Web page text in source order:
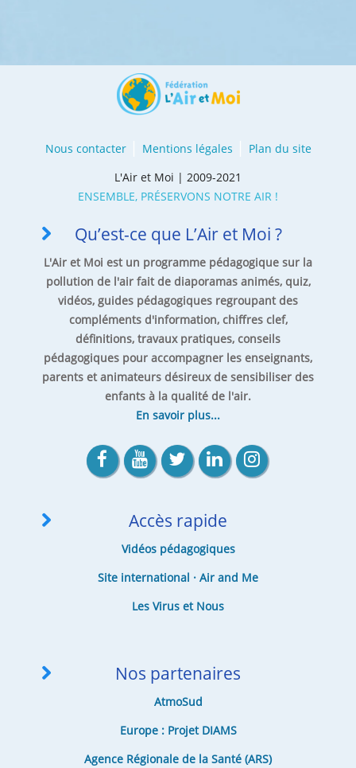
Nous contacter Mentions légales
Plan du site
L'Air et Moi | 2009-2021
ENSEMBLE, PRÉSERVONS NOTRE AIR !
Qu’est-ce que L’Air et Moi ?
L'Air et Moi est un programme pédagogique sur la
pollution de l'air fait de diaporamas animés, quiz,
vidéos, guides pédagogiques regroupant des
compléments d'information, chiffres clef,
définitions, travaux pratiques, conseils
pédagogiques pour accompagner les enseignants,
parents et animateurs désireux de sensibiliser des
enfants à la qualité de l'air.
En savoir plus...
Accès rapide
Vidéos pédagogiques
Site international · Air and Me
Les Virus et Nous
Nos partenaires
AtmoSud
Europe : Projet DIAMS
Agence Régionale de la Santé (ARS)